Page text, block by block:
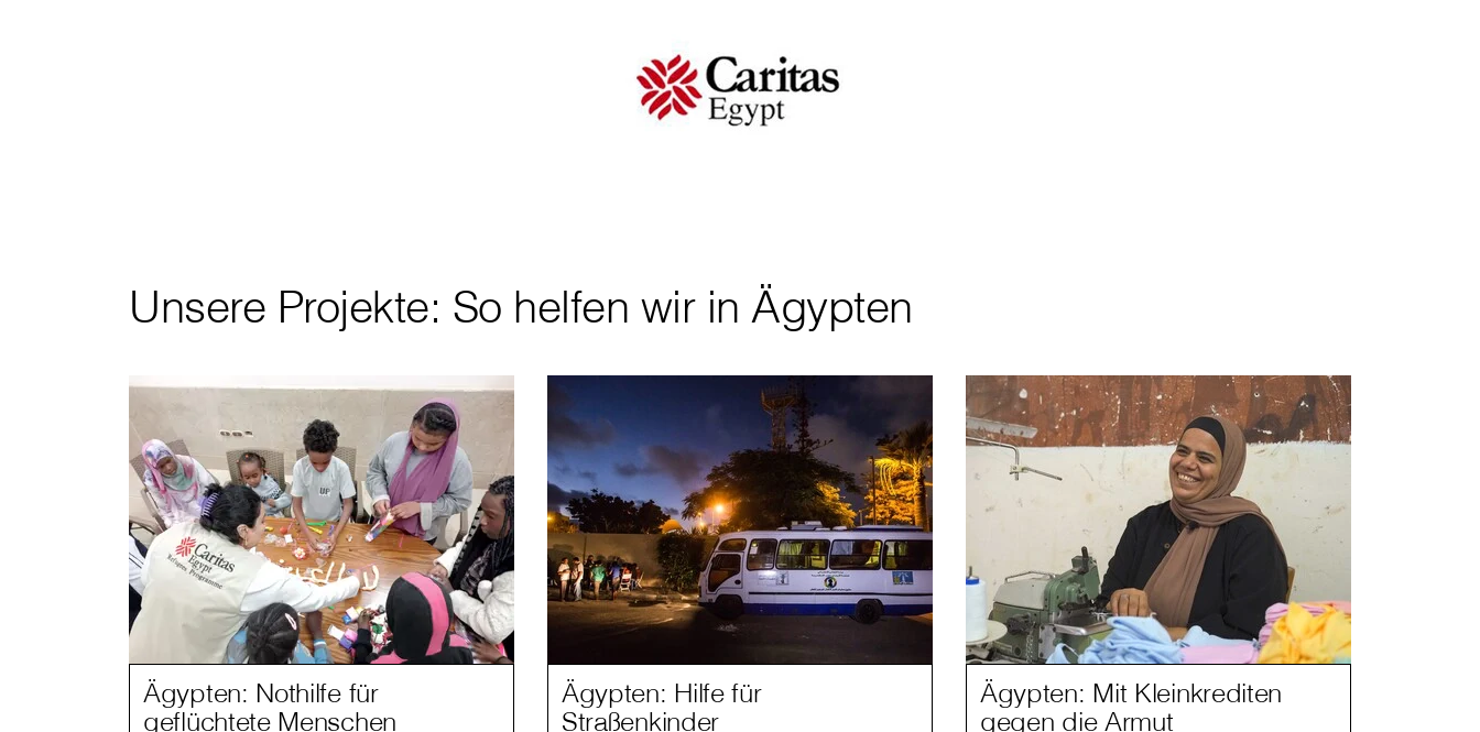
Unsere Projekte: So helfen wir in Ägypten
Ägypten: Nothilfe für
geflüchtete Menschen
Ägypten: Hilfe für
Straßenkinder
Ägypten: Mit Kleinkrediten
gegen die Armut